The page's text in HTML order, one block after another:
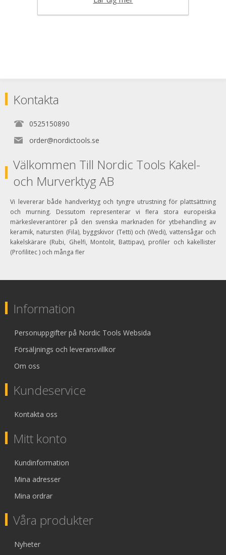
Kontakta
0525150890
order@nordictools.se
Välkommen Till Nordic Tools Kakel-
och Murverktyg AB
Vi levererar både handverktyg och tyngre utrustning för plattsättning
och murning. Dessutom representerar vi flera stora europeiska
märkesleverantörer på den svenska marknaden för ytbehandling av
keramik, natursten (Fila), byggskivor (Tetti) och (Wedi), vattensågar och
kakelskärare (Rubi, Ghelfi, Montolit, Battipav), profiler och kakellister
(Profilitec ) och många fler
Information
Personuppgifter på Nordic Tools Websida
Försäljnings och leveransvillkor
Om oss
Kundeservice
Kontakta oss
Mitt konto
Kundinformation
Mina adresser
Mina ordrar
Våra produkter
Nyheter